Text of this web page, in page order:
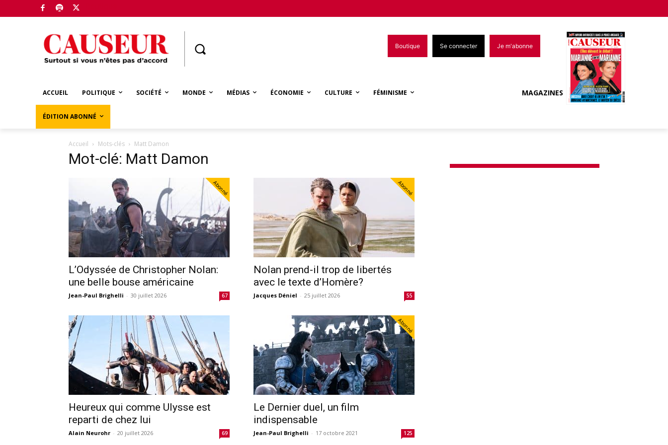
Boutique Se connecter Je m'abonne
ACCUEIL POLITIQUE SOCIÉTÉ MONDE MÉDIAS ÉCONOMIE CULTURE FÉMINISME
ÉDITION ABONNÉ
MAGAZINES
Accueil Mots-clés Matt Damon
Mot-clé: Matt Damon
Abonné
L’Odyssée de Christopher Nolan:
une belle bouse américaine
Jean-Paul Brighelli - 30 juillet 2026 67
Abonné
Nolan prend-il trop de libertés
avec le texte d’Homère?
Jacques Déniel - 25 juillet 2026 55
Heureux qui comme Ulysse est
reparti de chez lui
Alain Neurohr - 20 juillet 2026 69
Abonné
Le Dernier duel, un film
indispensable
Jean-Paul Brighelli - 17 octobre 2021 125